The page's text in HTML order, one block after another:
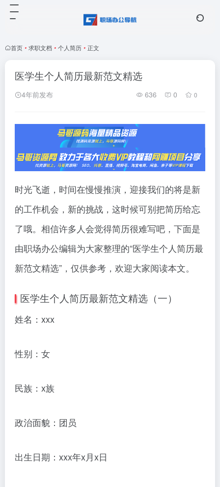
首页 • 求职文档 • 个人简历 • 正文
医学生个人简历最新范文精选
4年前发布 636 0 0
时光飞逝，时间在慢慢推演，迎接我们的将是新
的工作机会，新的挑战，这时候可别把简历给忘
了哦。相信许多人会觉得简历很难写吧，下面是
由职场办公编辑为大家整理的“医学生个人简历最
新范文精选”，仅供参考，欢迎大家阅读本文。
医学生个人简历最新范文精选（一）
姓名：xxx
性别：女
民族：x族
政治面貌：团员
出生日期：xxx年x月x日